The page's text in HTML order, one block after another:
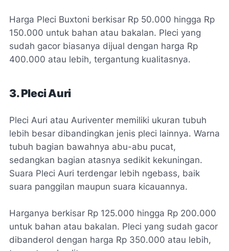
Harga Pleci Buxtoni berkisar Rp 50.000 hingga Rp
150.000 untuk bahan atau bakalan. Pleci yang
sudah gacor biasanya dijual dengan harga Rp
400.000 atau lebih, tergantung kualitasnya.
3. Pleci Auri
Pleci Auri atau Auriventer memiliki ukuran tubuh
lebih besar dibandingkan jenis pleci lainnya. Warna
tubuh bagian bawahnya abu-abu pucat,
sedangkan bagian atasnya sedikit kekuningan.
Suara Pleci Auri terdengar lebih ngebass, baik
suara panggilan maupun suara kicauannya.
Harganya berkisar Rp 125.000 hingga Rp 200.000
untuk bahan atau bakalan. Pleci yang sudah gacor
dibanderol dengan harga Rp 350.000 atau lebih,